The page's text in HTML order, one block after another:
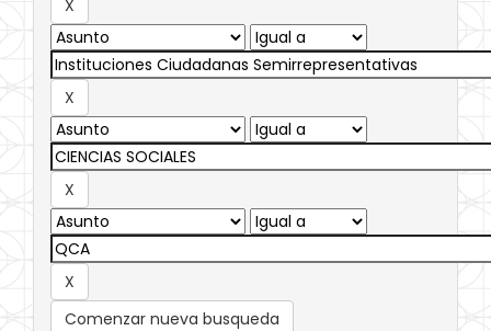
Comenzar nueva busqueda